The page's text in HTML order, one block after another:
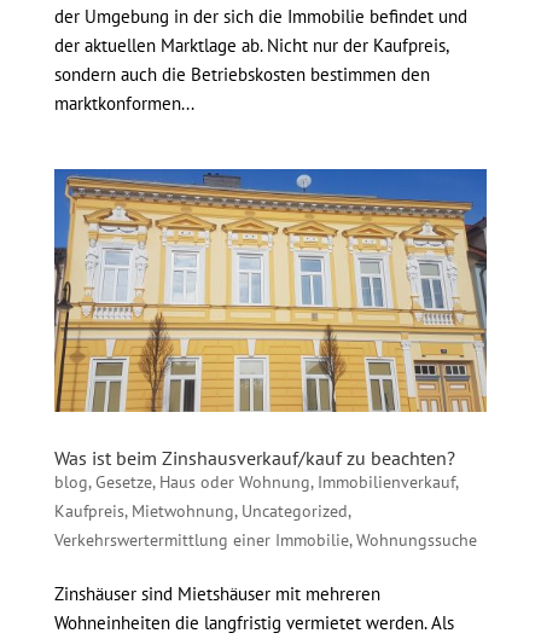
der Umgebung in der sich die Immobilie befindet und
der aktuellen Marktlage ab. Nicht nur der Kaufpreis,
sondern auch die Betriebskosten bestimmen den
marktkonformen...
Was ist beim Zinshausverkauf/kauf zu beachten?
blog,Gesetze, Haus oder Wohnung, Immobilienverkauf,
Kaufpreis, Mietwohnung, Uncategorized,
Verkehrswertermittlung einer Immobilie,Wohnungssuche
Zinshäuser sind Mietshäuser mit mehreren
Wohneinheiten die langfristig vermietet werden. Als